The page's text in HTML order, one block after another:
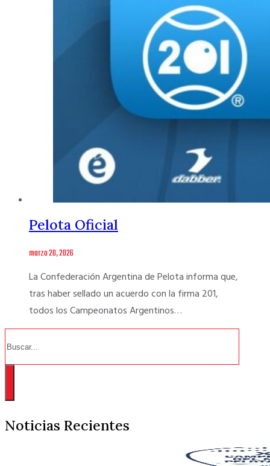
Pelota Oficial
marzo 20, 2026
La Confederación Argentina de Pelota informa que,
tras haber sellado un acuerdo con la firma 201,
todos los Campeonatos Argentinos…
Noticias Recientes